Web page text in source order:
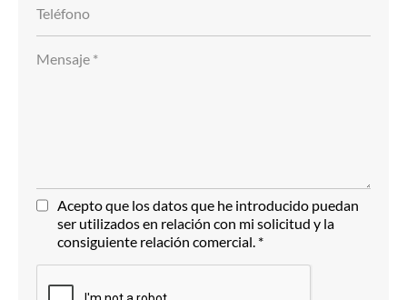
Acepto que los datos que he introducido puedan
ser utilizados en relación con mi solicitud y la
consiguiente relación comercial. *